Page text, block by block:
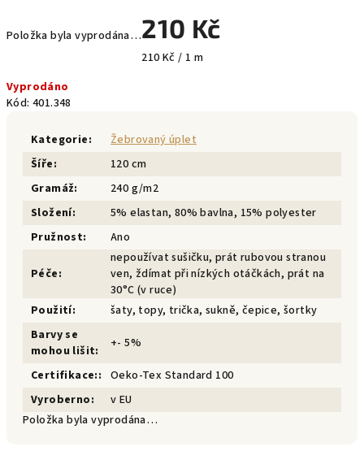
Položka byla vyprodána…210 Kč
Měrná
210 Kč / 1 m
Vyprodáno
Kód: 401.348
Kategorie:
Žebrovaný úplet
Šíře:
120 cm
Gramáž:
240 g/m2
Složení:
5% elastan, 80% bavlna, 15% polyester
Pružnost: Ano
Péče:
nepoužívat sušičku, prát rubovou stranou
ven, ždímat při nízkých otáčkách, prát na
30°C (v ruce)
Použití:
šaty, topy, trička, sukně, čepice, šortky
Barvy se
mohou lišit:
+- 5%
Certifikace:: Oeko-Tex Standard 100
Vyroberno:
v EU
Položka byla vyprodána…